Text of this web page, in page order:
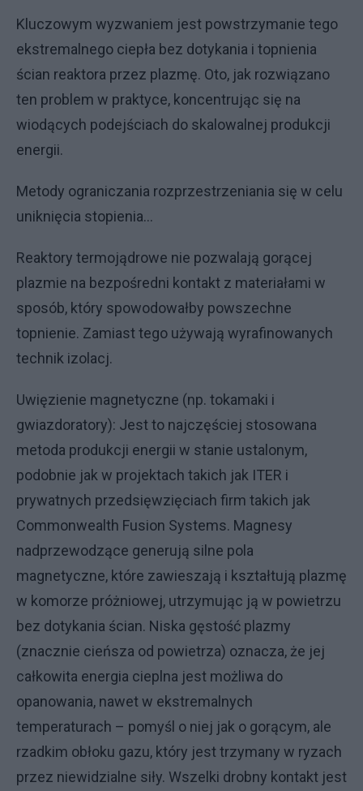
Kluczowym wyzwaniem jest powstrzymanie tego
ekstremalnego ciepła bez dotykania i topnienia
ścian reaktora przez plazmę. Oto, jak rozwiązano
ten problem w praktyce, koncentrując się na
wiodących podejściach do skalowalnej produkcji
energii.
Metody ograniczania rozprzestrzeniania się w celu
uniknięcia stopienia...
Reaktory termojądrowe nie pozwalają gorącej
plazmie na bezpośredni kontakt z materiałami w
sposób, który spowodowałby powszechne
topnienie. Zamiast tego używają wyrafinowanych
technik izolacj.
Uwięzienie magnetyczne (np. tokamaki i
gwiazdoratory): Jest to najczęściej stosowana
metoda produkcji energii w stanie ustalonym,
podobnie jak w projektach takich jak ITER i
prywatnych przedsięwzięciach firm takich jak
Commonwealth Fusion Systems. Magnesy
nadprzewodzące generują silne pola
magnetyczne, które zawieszają i kształtują plazmę
w komorze próżniowej, utrzymując ją w powietrzu
bez dotykania ścian. Niska gęstość plazmy
(znacznie cieńsza od powietrza) oznacza, że jej
całkowita energia cieplna jest możliwa do
opanowania, nawet w ekstremalnych
temperaturach – pomyśl o niej jak o gorącym, ale
rzadkim obłoku gazu, który jest trzymany w ryzach
przez niewidzialne siły. Wszelki drobny kontakt jest